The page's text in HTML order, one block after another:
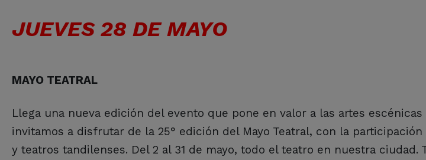
JUEVES 28 DE MAYO
MAYO TEATRAL
Llega una nueva edición del evento que pone en valor a las artes
invitamos a disfrutar de la 25° edición del Mayo Teatral, con la
y teatros tandilenses. Del 2 al 31 de mayo, todo el teatro en nuestra ciudad.